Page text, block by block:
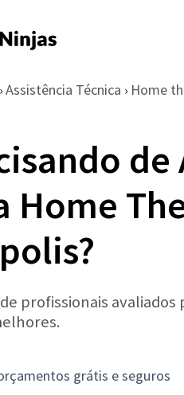
› Assistência Técnica › Home
de
Home
profissionais
grátis e seguros